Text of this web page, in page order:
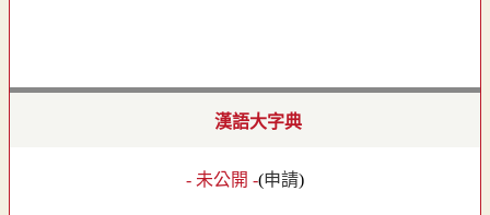
漢語大字典
- 未公開 -(申請)